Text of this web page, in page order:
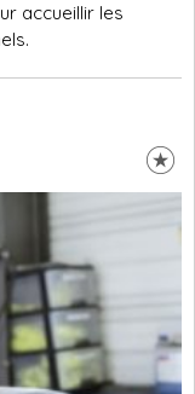
accueillir les